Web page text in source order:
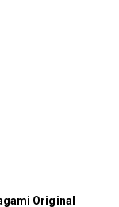
Original